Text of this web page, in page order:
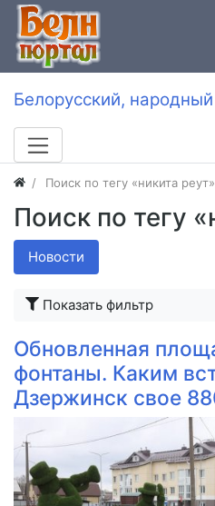
Белорусский,
Поиск по тегу «никита реут»
Поиск по тегу
Новости
Показать фильтр
Обновленная
фонтаны. Каким
Дзержинск свое